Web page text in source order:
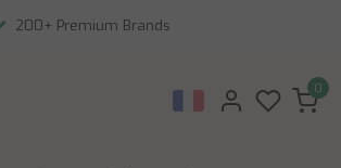
200+ Premium Brands
0